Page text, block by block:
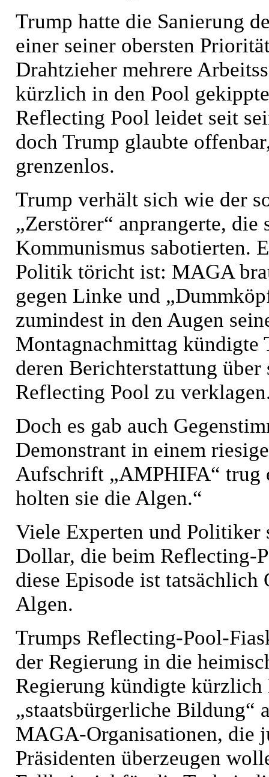
Trump hatte die Sanierung
einer seiner obersten
Drahtzieher mehrere
kürzlich in den Pool
Reflecting Pool leidet seit
doch Trump glaubte
grenzenlos.
Trump verhält sich wie der
„Zerstörer“ anprangerte,
Kommunismus sabotierten.
Politik töricht ist: MAGA
gegen Linke und
zumindest in den Augen
Montagnachmittag kündigte
deren Berichterstattung
Reflecting Pool zu
Doch es gab auch
Demonstrant in einem
Aufschrift „AMPHIFA“ trug
holten sie die Algen.“
Viele Experten und
Dollar, die beim Reflecting-
diese Episode ist
Algen.
Trumps Reflecting-Pool-
der Regierung in die
Regierung kündigte
„staatsbürgerliche Bildung“
MAGA-Organisationen, die
Präsidenten überzeugen